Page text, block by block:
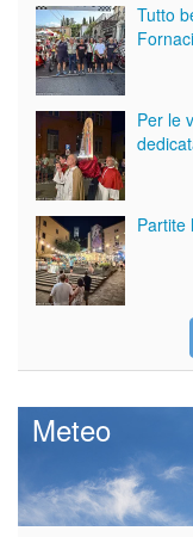
Tutto
Per le
Partite
Meteo